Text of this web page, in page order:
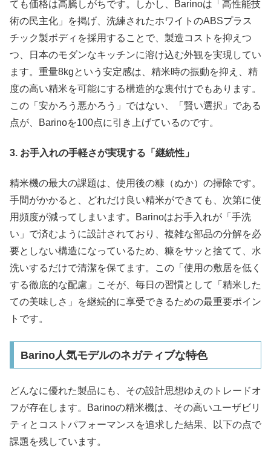
ても価格は高騰しがちです。しかし、Barinoは「高性能技
術の民主化」を掲げ、洗練されたホワイトのABSプラス
チック製ボディを採用することで、製造コストを抑えつ
つ、日本のモダンなキッチンに溶け込む外観を実現してい
ます。重量8kgという安定感は、精米時の振動を抑え、精
度の高い精米を可能にする構造的な裏付けでもあります。
この「安かろう悪かろう」ではない、「賢い選択」である
点が、Barinoを100点に引き上げているのです。
3. お手入れの手軽さが実現する「継続性」
精米機の最大の課題は、使用後の糠（ぬか）の掃除です。
手間がかかると、どれだけ良い精米ができても、次第に使
用頻度が減ってしまいます。Barinoはお手入れが「手洗
い」で済むように設計されており、複雑な部品の分解を必
要としない構造になっているため、糠をサッと捨てて、水
洗いするだけで清潔を保てます。この「使用の敷居を低く
する徹底的な配慮」こそが、毎日の習慣として「精米した
ての美味しさ」を継続的に享受できるための最重要ポイン
トです。
Barino人気モデルのネガティブな特色
どんなに優れた製品にも、その設計思想ゆえのトレードオ
フが存在します。Barinoの精米機は、その高いユーザビリ
ティとコストパフォーマンスを追求した結果、以下の点で
課題を残しています。